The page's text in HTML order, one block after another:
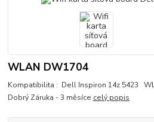
WLAN DW1704
Kompatibilita : Dell Inspiron 14z 5423
Dobrý Záruka - 3 měsíce celý popis